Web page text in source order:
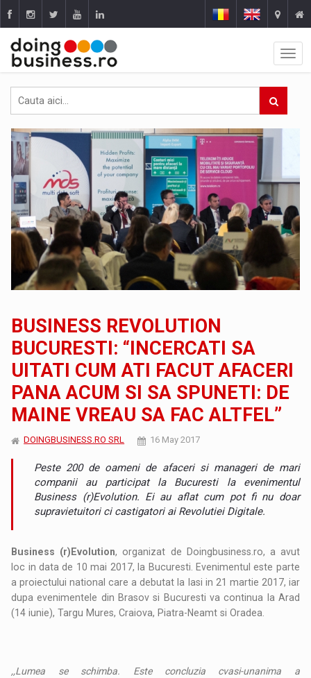
BUSINESS REVOLUTION
BUCURESTI: “INCERCATI SA
UITATI CUM ATI FACUT AFACERI
PANA ACUM SI SA SPUNETI: DE
MAINE VREAU SA FAC ALTFEL”
DOINGBUSINESS.RO SRL 16 May 2017
Peste 200 de oameni de afaceri si manageri de mari
companii au participat la Bucuresti la evenimentul
Business (r)Evolution. Ei au aflat cum pot fi nu doar
supravietuitori ci castigatori ai Revolutiei Digitale.
Business (r)Evolution, organizat de Doingbusiness.ro, a avut
loc in data de 10 mai 2017, la Bucuresti. Evenimentul este parte
a proiectului national care a debutat la Iasi in 21 martie 2017, iar
dupa evenimentele din Brasov si Bucuresti va continua la Arad
(14 iunie), Targu Mures, Craiova, Piatra-Neamt si Oradea.
,,Lumea se schimba. Este concluzia cvasi-unanima a